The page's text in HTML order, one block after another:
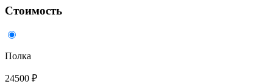
Стоимость
Полка
24500 ₽